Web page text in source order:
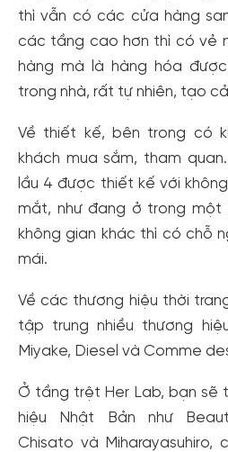
thì vẫn có các cửa hàng
các tầng cao hơn thì có vẻ
hàng mà là hàng hóa
trong nhà, rất tự nhiên, tạo
Về thiết kế, bên trong có
khách mua sắm, tham
lầu 4 được thiết kế với
mắt, như đang ở trong một
không gian khác thì có chỗ
mái.
Về các thương hiệu thời
tập trung nhiều thương
Miyake, Diesel và Comme
Ở tầng trệt Her Lab, bạn sẽ
hiệu Nhật Bản như
Chisato và Miharayasuhiro,